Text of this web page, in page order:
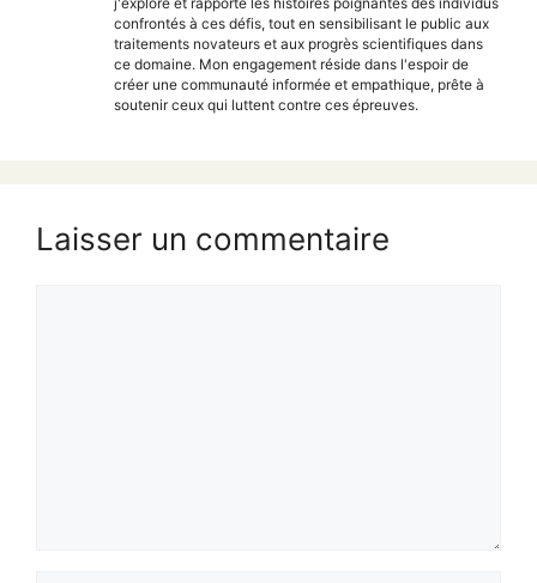
confrontés à ces défis, tout en sensibilisant le public aux
traitements novateurs et aux progrès scientifiques dans
ce domaine. Mon engagement réside dans l'espoir de
créer une communauté informée et empathique, prête à
soutenir ceux qui luttent contre ces épreuves.
Laisser un commentaire